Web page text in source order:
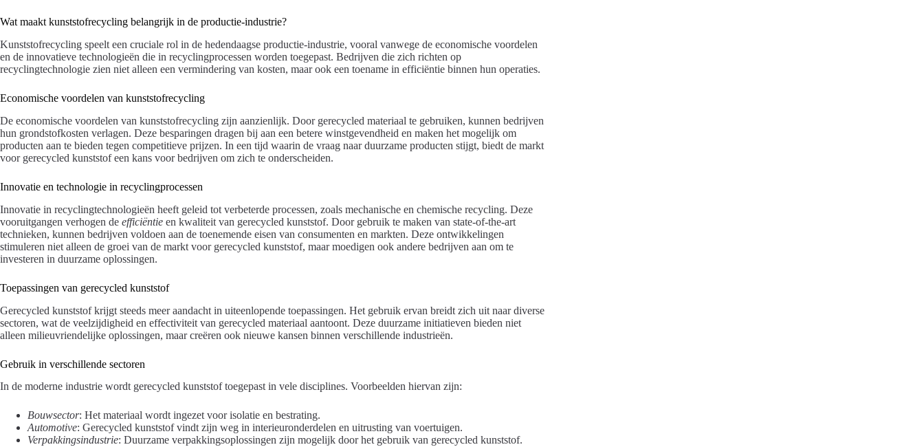
Wat maakt kunststofrecycling belangrijk in de productie-industrie?
Kunststofrecycling speelt een cruciale rol in de hedendaagse productie-industrie, vooral vanwege de economische voordelen
en de innovatieve technologieën die in recyclingprocessen worden toegepast. Bedrijven die zich richten op
recyclingtechnologie zien niet alleen een vermindering van kosten, maar ook een toename in efficiëntie binnen hun operaties.
Economische voordelen van kunststofrecycling
De economische voordelen van kunststofrecycling zijn aanzienlijk. Door gerecycled materiaal te gebruiken, kunnen bedrijven
hun grondstofkosten verlagen. Deze besparingen dragen bij aan een betere winstgevendheid en maken het mogelijk om
producten aan te bieden tegen competitieve prijzen. In een tijd waarin de vraag naar duurzame producten stijgt, biedt de markt
voor gerecycled kunststof een kans voor bedrijven om zich te onderscheiden.
Innovatie en technologie in recyclingprocessen
Innovatie in recyclingtechnologieën heeft geleid tot verbeterde processen, zoals mechanische en chemische recycling. Deze
vooruitgangen verhogen de efficiëntie en kwaliteit van gerecycled kunststof. Door gebruik te maken van state-of-the-art
technieken, kunnen bedrijven voldoen aan de toenemende eisen van consumenten en markten. Deze ontwikkelingen
stimuleren niet alleen de groei van de markt voor gerecycled kunststof, maar moedigen ook andere bedrijven aan om te
investeren in duurzame oplossingen.
Toepassingen van gerecycled kunststof
Gerecycled kunststof krijgt steeds meer aandacht in uiteenlopende toepassingen. Het gebruik ervan breidt zich uit naar diverse
sectoren, wat de veelzijdigheid en effectiviteit van gerecycled materiaal aantoont. Deze duurzame initiatieven bieden niet
alleen milieuvriendelijke oplossingen, maar creëren ook nieuwe kansen binnen verschillende industrieën.
Gebruik in verschillende sectoren
In de moderne industrie wordt gerecycled kunststof toegepast in vele disciplines. Voorbeelden hiervan zijn:
Bouwsector: Het materiaal wordt ingezet voor isolatie en bestrating.
Automotive: Gerecycled kunststof vindt zijn weg in interieuronderdelen en uitrusting van voertuigen.
Verpakkingsindustrie: Duurzame verpakkingsoplossingen zijn mogelijk door het gebruik van gerecycled kunststof.